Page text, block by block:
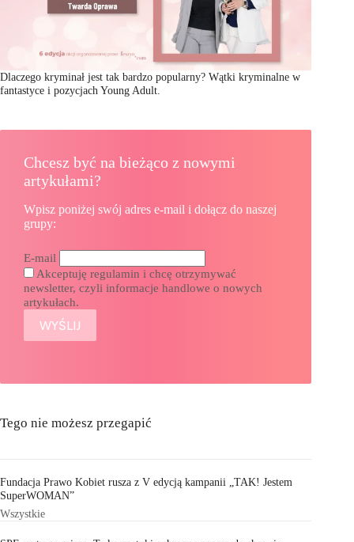
Dlaczego kryminał jest tak bardzo popularny? Wątki kryminalne w
fantastyce i pozycjach Young Adult.
Chcesz być na bieżąco z nowymi
artykułami?
Wpisz poniżej swój adres e-mail i dołącz do naszej
grupy:
E-mail
Akceptuję regulamin i chcę otrzymywać
newsletter, czyli informacje handlowe o nowych
artykułach.
Tego nie możesz przegapić
Fundacja Prawo Kobiet rusza z V edycją kampanii „TAK! Jestem
SuperWOMAN”
Wszystkie